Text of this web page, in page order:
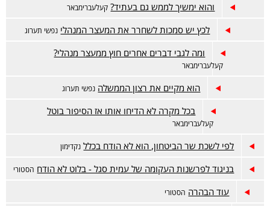
והוא ימשיך לממש גם בעתיד? קעלעברימבאר
לכץ יש סמכות לשחרר את המעצר המנהלי נפשי תערוג
ומה לגבי דברים אחרים חוץ ממעצר מנהלי?
קעלעברימבאר
הוא מקיים את רצון הממשלה נפשי תערוג
בכל מקרה לא הדיחו אותו אז הסיפור בוטל
קעלעברימבאר
לפי לשכת שר הביטחון, הוא לא הודח בכלל נקדימון
בניגוד לפרשנות העקומה של עמית סגל - בלוט לא הודח הסטורי
עוד הבהרה הסטורי